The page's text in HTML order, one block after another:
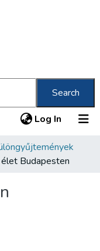
Search
Log In (current)
Budapesten